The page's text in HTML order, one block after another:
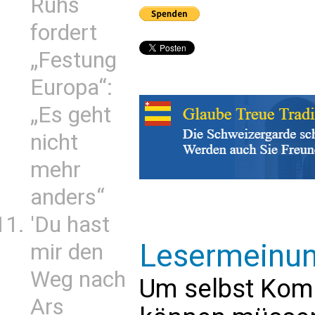
Ruhs
fordert
„Festung
Europa“:
„Es geht
nicht
mehr
anders“
'Du hast
mir den
Weg nach
Ars
Um selbst